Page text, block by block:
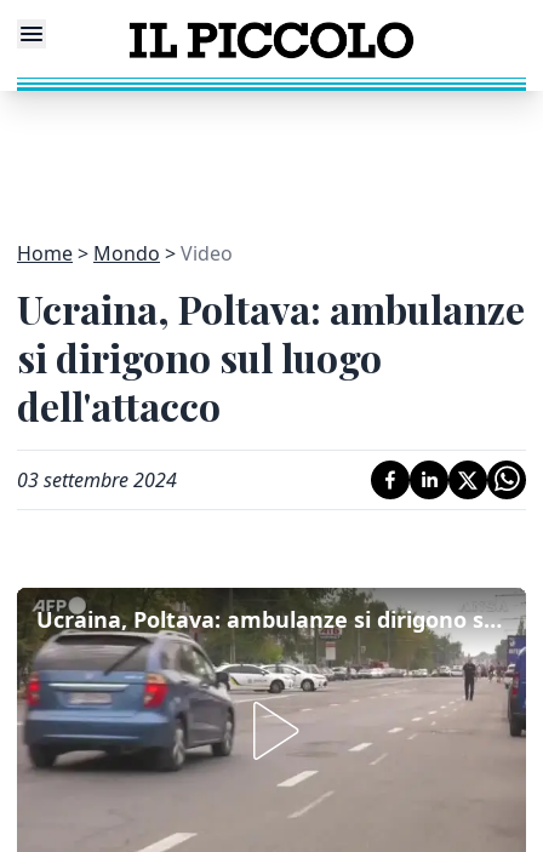
Home Mondo Video
Ucraina, Poltava: ambulanze
si dirigono sul luogo
dell'attacco
03 settembre 2024
Ucraina, Poltava: ambulanze si dirigono sul luogo dell'attacco